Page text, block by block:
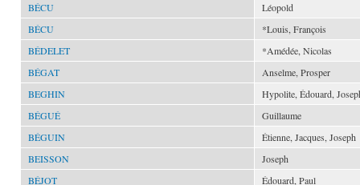
BÉCU
Léopold
BÉCU
*Louis, François
BÉDELET
*Amédée, Nicolas
BÉGAT
Anselme, Prosper
BEGHIN
Hypolite, Édouard,
BÉGUÉ
Guillaume
BÉGUIN
Étienne, Jacques, Joseph
BEISSON
Joseph
BÉJOT
Édouard, Paul